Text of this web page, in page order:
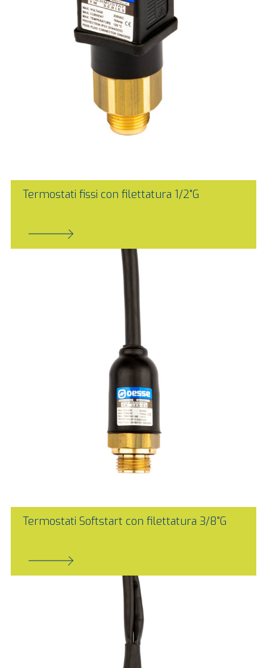
Termostati fissi con filettatura 1/2"G
Termostati Softstart con filettatura 3/8"G